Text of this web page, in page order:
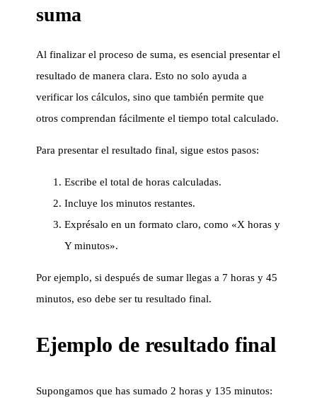
suma
Al finalizar el proceso de suma, es esencial presentar el
resultado de manera clara. Esto no solo ayuda a
verificar los cálculos, sino que también permite que
otros comprendan fácilmente el tiempo total calculado.
Para presentar el resultado final, sigue estos pasos:
Escribe el total de horas calculadas.
Incluye los minutos restantes.
Exprésalo en un formato claro, como «X horas y
Y minutos».
Por ejemplo, si después de sumar llegas a 7 horas y 45
minutos, eso debe ser tu resultado final.
Ejemplo de resultado final
Supongamos que has sumado 2 horas y 135 minutos: